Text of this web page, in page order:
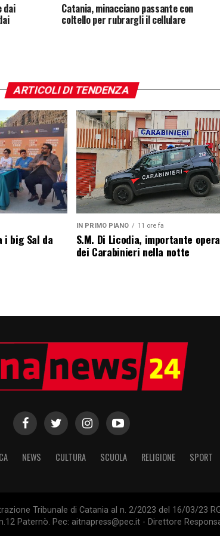
dai Catania, minacciano passante con
coltello per rubrargli il cellulare
ARTICOLI DI TENDENZA
big Sal da
IN PRIMO PIANO 11 ore fa
S.M. Di Licodia, importante
dei Carabinieri nella notte
NEWS CULTURA SCUOLA RELIGIONE SPORT
Tribunale di Catania al n. 2/2023 del 16/03/23
Paternò. Pec: aitnapress@pec.it - Direttore